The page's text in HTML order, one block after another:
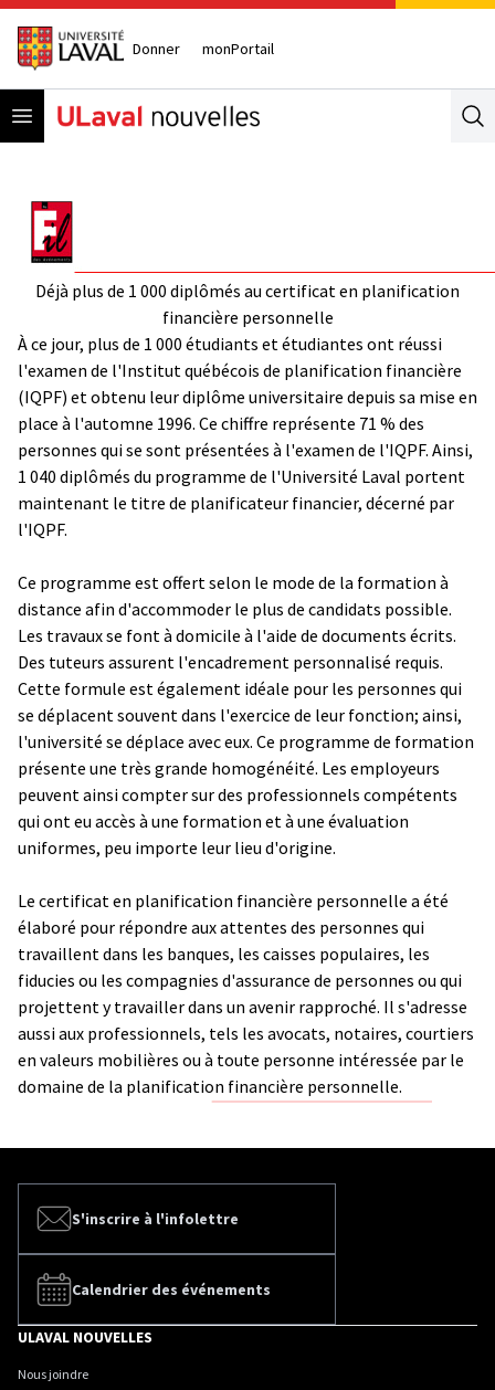
Donner monPortail
Open menu
Déjà plus de 1 000 diplômés au certificat en planification
financière personnelle
À ce jour, plus de 1 000 étudiants et étudiantes ont réussi
l'examen de l'Institut québécois de planification financière
(IQPF) et obtenu leur diplôme universitaire depuis sa mise en
place à l'automne 1996. Ce chiffre représente 71 % des
personnes qui se sont présentées à l'examen de l'IQPF. Ainsi,
1 040 diplômés du programme de l'Université Laval portent
maintenant le titre de planificateur financier, décerné par
l'IQPF.
Ce programme est offert selon le mode de la formation à
distance afin d'accommoder le plus de candidats possible.
Les travaux se font à domicile à l'aide de documents écrits.
Des tuteurs assurent l'encadrement personnalisé requis.
Cette formule est également idéale pour les personnes qui
se déplacent souvent dans l'exercice de leur fonction; ainsi,
l'université se déplace avec eux. Ce programme de formation
présente une très grande homogénéité. Les employeurs
peuvent ainsi compter sur des professionnels compétents
qui ont eu accès à une formation et à une évaluation
uniformes, peu importe leur lieu d'origine.
Le certificat en planification financière personnelle a été
élaboré pour répondre aux attentes des personnes qui
travaillent dans les banques, les caisses populaires, les
fiducies ou les compagnies d'assurance de personnes ou qui
projettent y travailler dans un avenir rapproché. Il s'adresse
aussi aux professionnels, tels les avocats, notaires, courtiers
en valeurs mobilières ou à toute personne intéressée par le
domaine de la planification financière personnelle.
S'inscrire à l'infolettre
Calendrier des événements
ULAVAL NOUVELLES
Nous joindre